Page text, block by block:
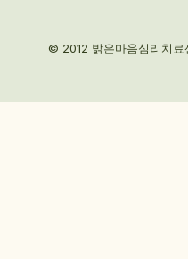
© 2012 밝은마음심리치료